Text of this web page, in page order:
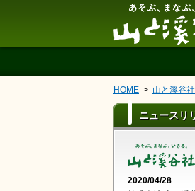
HOME 山と溪谷
ニュースリ
2020/04/28